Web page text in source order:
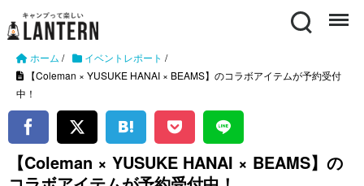
Search Menu
ホーム / イベントレポート /
【Coleman × YUSUKE HANAI × BEAMS】のコラボアイテムが予約受付
中！
【Coleman × YUSUKE HANAI × BEAMS】の